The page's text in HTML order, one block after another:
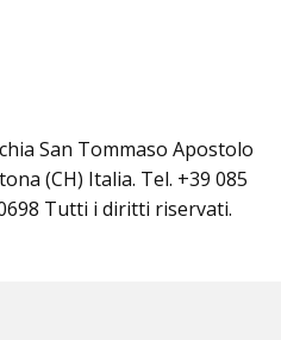
San Tommaso Apostolo
(CH) Italia. Tel. +39 085
Tutti i diritti riservati.